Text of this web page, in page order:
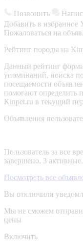
Позвонить
Добавить в избранное
Пожаловаться на
Рейтинг породы на
Данный рейтинг
упоминаний, поиска
посещаемости
помогают определить
Kinpet.ru в текущий
Объявления
Пользователь за все
завершено, 3 активные.
Посмотреть все
Вы отключили
Мы не сможем
цены
Включить